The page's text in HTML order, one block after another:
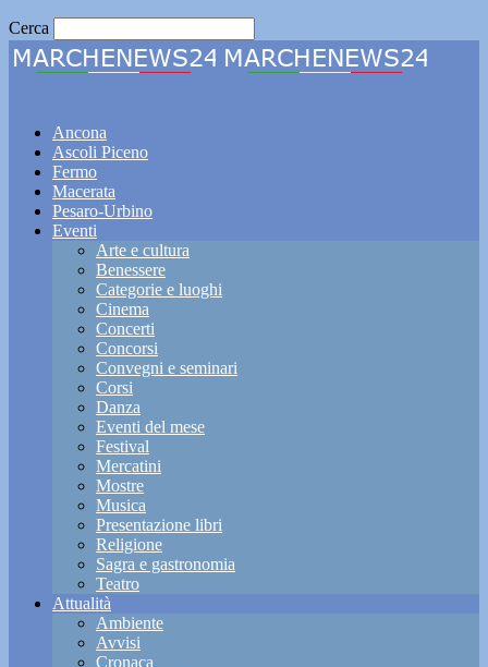
Cerca
Ancona
Ascoli Piceno
Fermo
Macerata
Pesaro-Urbino
Eventi
Arte e cultura
Benessere
Categorie e luoghi
Cinema
Concerti
Concorsi
Convegni e seminari
Corsi
Danza
Eventi del mese
Festival
Mercatini
Mostre
Musica
Presentazione libri
Religione
Sagra e gastronomia
Teatro
Attualità
Ambiente
Avvisi
Cronaca